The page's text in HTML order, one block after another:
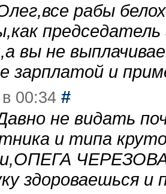
рабы
вы не
зарплатой и
00:34 #
не видать
и типа
здороваешься